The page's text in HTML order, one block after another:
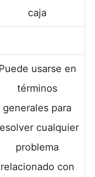
caja
usarse en
términos
generales para
cualquier
problema
relacionado con